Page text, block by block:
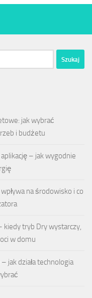
jak wybrać
i budżetu
– jak wygodnie
na środowisko i co
kiedy tryb Dry wystarczy,
w domu
jak działa technologia